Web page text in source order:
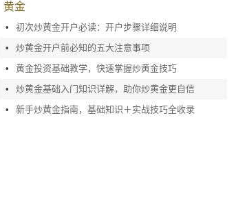
黄金
•
初次炒黄金开户必读：开户步骤详细说明
•
炒黄金开户前必知的五大注意事项
•
黄金投资基础教学，快速掌握炒黄金技巧
•
炒黄金基础入门知识详解，助你炒黄金更自信
•
新手炒黄金指南，基础知识＋实战技巧全收录